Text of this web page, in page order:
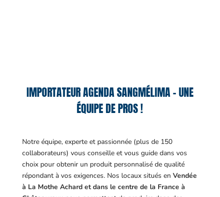
IMPORTATEUR AGENDA SANGMÉLIMA – UNE
ÉQUIPE DE PROS !
Notre équipe, experte et passionnée (plus de 150
collaborateurs) vous conseille et vous guide dans vos
choix pour obtenir un produit personnalisé de qualité
répondant à vos exigences. Nos locaux situés en Vendée
à La Mothe Achard et dans le centre de la France à